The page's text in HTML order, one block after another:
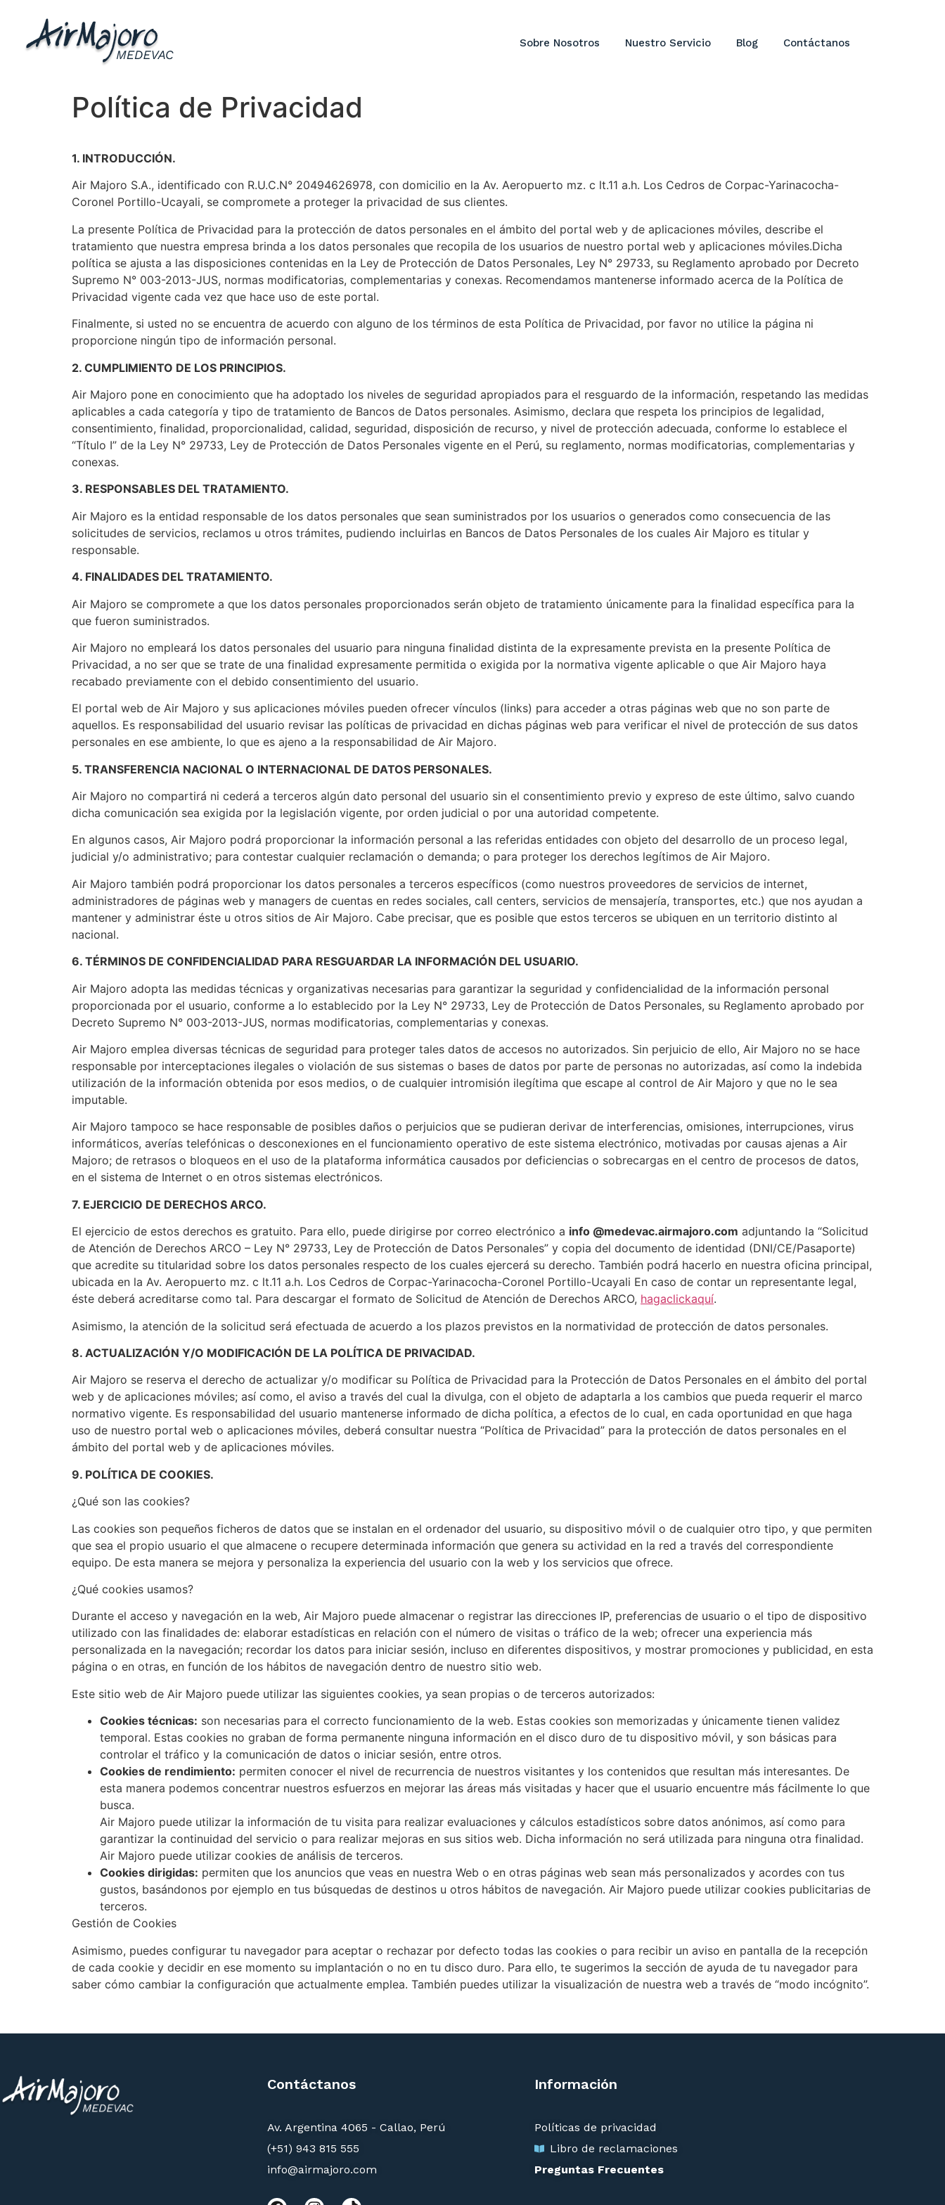
Sobre Nosotros Nuestro Servicio Blog Contáctanos
Política de Privacidad
1. INTRODUCCIÓN.
Air Majoro S.A., identificado con R.U.C.N° 20494626978, con domicilio en la Av. Aeropuerto mz. c lt.11 a.h. Los Cedros de Corpac-Yarinacocha-
Coronel Portillo-Ucayali, se compromete a proteger la privacidad de sus clientes.
La presente Política de Privacidad para la protección de datos personales en el ámbito del portal web y de aplicaciones móviles, describe el
tratamiento que nuestra empresa brinda a los datos personales que recopila de los usuarios de nuestro portal web y aplicaciones móviles.Dicha
política se ajusta a las disposiciones contenidas en la Ley de Protección de Datos Personales, Ley N° 29733, su Reglamento aprobado por Decreto
Supremo N° 003-2013-JUS, normas modificatorias, complementarias y conexas. Recomendamos mantenerse informado acerca de la Política de
Privacidad vigente cada vez que hace uso de este portal.
Finalmente, si usted no se encuentra de acuerdo con alguno de los términos de esta Política de Privacidad, por favor no utilice la página ni
proporcione ningún tipo de información personal.
2. CUMPLIMIENTO DE LOS PRINCIPIOS.
Air Majoro pone en conocimiento que ha adoptado los niveles de seguridad apropiados para el resguardo de la información, respetando las medidas
aplicables a cada categoría y tipo de tratamiento de Bancos de Datos personales. Asimismo, declara que respeta los principios de legalidad,
consentimiento, finalidad, proporcionalidad, calidad, seguridad, disposición de recurso, y nivel de protección adecuada, conforme lo establece el
“Título I” de la Ley N° 29733, Ley de Protección de Datos Personales vigente en el Perú, su reglamento, normas modificatorias, complementarias y
conexas.
3. RESPONSABLES DEL TRATAMIENTO.
Air Majoro es la entidad responsable de los datos personales que sean suministrados por los usuarios o generados como consecuencia de las
solicitudes de servicios, reclamos u otros trámites, pudiendo incluirlas en Bancos de Datos Personales de los cuales Air Majoro es titular y
responsable.
4. FINALIDADES DEL TRATAMIENTO.
Air Majoro se compromete a que los datos personales proporcionados serán objeto de tratamiento únicamente para la finalidad específica para la
que fueron suministrados.
Air Majoro no empleará los datos personales del usuario para ninguna finalidad distinta de la expresamente prevista en la presente Política de
Privacidad, a no ser que se trate de una finalidad expresamente permitida o exigida por la normativa vigente aplicable o que Air Majoro haya
recabado previamente con el debido consentimiento del usuario.
El portal web de Air Majoro y sus aplicaciones móviles pueden ofrecer vínculos (links) para acceder a otras páginas web que no son parte de
aquellos. Es responsabilidad del usuario revisar las políticas de privacidad en dichas páginas web para verificar el nivel de protección de sus datos
personales en ese ambiente, lo que es ajeno a la responsabilidad de Air Majoro.
5. TRANSFERENCIA NACIONAL O INTERNACIONAL DE DATOS PERSONALES.
Air Majoro no compartirá ni cederá a terceros algún dato personal del usuario sin el consentimiento previo y expreso de este último, salvo cuando
dicha comunicación sea exigida por la legislación vigente, por orden judicial o por una autoridad competente.
En algunos casos, Air Majoro podrá proporcionar la información personal a las referidas entidades con objeto del desarrollo de un proceso legal,
judicial y/o administrativo; para contestar cualquier reclamación o demanda; o para proteger los derechos legítimos de Air Majoro.
Air Majoro también podrá proporcionar los datos personales a terceros específicos (como nuestros proveedores de servicios de internet,
administradores de páginas web y managers de cuentas en redes sociales, call centers, servicios de mensajería, transportes, etc.) que nos ayudan a
mantener y administrar éste u otros sitios de Air Majoro. Cabe precisar, que es posible que estos terceros se ubiquen en un territorio distinto al
nacional.
6. TÉRMINOS DE CONFIDENCIALIDAD PARA RESGUARDAR LA INFORMACIÓN DEL USUARIO.
Air Majoro adopta las medidas técnicas y organizativas necesarias para garantizar la seguridad y confidencialidad de la información personal
proporcionada por el usuario, conforme a lo establecido por la Ley N° 29733, Ley de Protección de Datos Personales, su Reglamento aprobado por
Decreto Supremo N° 003-2013-JUS, normas modificatorias, complementarias y conexas.
Air Majoro emplea diversas técnicas de seguridad para proteger tales datos de accesos no autorizados. Sin perjuicio de ello, Air Majoro no se hace
responsable por interceptaciones ilegales o violación de sus sistemas o bases de datos por parte de personas no autorizadas, así como la indebida
utilización de la información obtenida por esos medios, o de cualquier intromisión ilegítima que escape al control de Air Majoro y que no le sea
imputable.
Air Majoro tampoco se hace responsable de posibles daños o perjuicios que se pudieran derivar de interferencias, omisiones, interrupciones, virus
informáticos, averías telefónicas o desconexiones en el funcionamiento operativo de este sistema electrónico, motivadas por causas ajenas a Air
Majoro; de retrasos o bloqueos en el uso de la plataforma informática causados por deficiencias o sobrecargas en el centro de procesos de datos,
en el sistema de Internet o en otros sistemas electrónicos.
7. EJERCICIO DE DERECHOS ARCO.
El ejercicio de estos derechos es gratuito. Para ello, puede dirigirse por correo electrónico a info @medevac.airmajoro.com adjuntando la “Solicitud
de Atención de Derechos ARCO – Ley N° 29733, Ley de Protección de Datos Personales” y copia del documento de identidad (DNI/CE/Pasaporte)
que acredite su titularidad sobre los datos personales respecto de los cuales ejercerá su derecho. También podrá hacerlo en nuestra oficina principal,
ubicada en la Av. Aeropuerto mz. c lt.11 a.h. Los Cedros de Corpac-Yarinacocha-Coronel Portillo-Ucayali En caso de contar un representante legal,
éste deberá acreditarse como tal. Para descargar el formato de Solicitud de Atención de Derechos ARCO, hagaclickaquí.
Asimismo, la atención de la solicitud será efectuada de acuerdo a los plazos previstos en la normatividad de protección de datos personales.
8. ACTUALIZACIÓN Y/O MODIFICACIÓN DE LA POLÍTICA DE PRIVACIDAD.
Air Majoro se reserva el derecho de actualizar y/o modificar su Política de Privacidad para la Protección de Datos Personales en el ámbito del portal
web y de aplicaciones móviles; así como, el aviso a través del cual la divulga, con el objeto de adaptarla a los cambios que pueda requerir el marco
normativo vigente. Es responsabilidad del usuario mantenerse informado de dicha política, a efectos de lo cual, en cada oportunidad en que haga
uso de nuestro portal web o aplicaciones móviles, deberá consultar nuestra “Política de Privacidad” para la protección de datos personales en el
ámbito del portal web y de aplicaciones móviles.
9. POLÍTICA DE COOKIES.
¿Qué son las cookies?
Las cookies son pequeños ficheros de datos que se instalan en el ordenador del usuario, su dispositivo móvil o de cualquier otro tipo, y que permiten
que sea el propio usuario el que almacene o recupere determinada información que genera su actividad en la red a través del correspondiente
equipo. De esta manera se mejora y personaliza la experiencia del usuario con la web y los servicios que ofrece.
¿Qué cookies usamos?
Durante el acceso y navegación en la web, Air Majoro puede almacenar o registrar las direcciones IP, preferencias de usuario o el tipo de dispositivo
utilizado con las finalidades de: elaborar estadísticas en relación con el número de visitas o tráfico de la web; ofrecer una experiencia más
personalizada en la navegación; recordar los datos para iniciar sesión, incluso en diferentes dispositivos, y mostrar promociones y publicidad, en esta
página o en otras, en función de los hábitos de navegación dentro de nuestro sitio web.
Este sitio web de Air Majoro puede utilizar las siguientes cookies, ya sean propias o de terceros autorizados:
Cookies técnicas: son necesarias para el correcto funcionamiento de la web. Estas cookies son memorizadas y únicamente tienen validez
temporal. Estas cookies no graban de forma permanente ninguna información en el disco duro de tu dispositivo móvil, y son básicas para
controlar el tráfico y la comunicación de datos o iniciar sesión, entre otros.
Cookies de rendimiento: permiten conocer el nivel de recurrencia de nuestros visitantes y los contenidos que resultan más interesantes. De
esta manera podemos concentrar nuestros esfuerzos en mejorar las áreas más visitadas y hacer que el usuario encuentre más fácilmente lo que
busca.
Air Majoro puede utilizar la información de tu visita para realizar evaluaciones y cálculos estadísticos sobre datos anónimos, así como para
garantizar la continuidad del servicio o para realizar mejoras en sus sitios web. Dicha información no será utilizada para ninguna otra finalidad.
Air Majoro puede utilizar cookies de análisis de terceros.
Cookies dirigidas: permiten que los anuncios que veas en nuestra Web o en otras páginas web sean más personalizados y acordes con tus
gustos, basándonos por ejemplo en tus búsquedas de destinos u otros hábitos de navegación. Air Majoro puede utilizar cookies publicitarias de
terceros.
Gestión de Cookies
Asimismo, puedes configurar tu navegador para aceptar o rechazar por defecto todas las cookies o para recibir un aviso en pantalla de la recepción
de cada cookie y decidir en ese momento su implantación o no en tu disco duro. Para ello, te sugerimos la sección de ayuda de tu navegador para
saber cómo cambiar la configuración que actualmente emplea. También puedes utilizar la visualización de nuestra web a través de “modo incógnito”.
Contáctanos
Av. Argentina 4065 - Callao, Perú
(+51) 943 815 555
info@airmajoro.com
Información
Políticas de privacidad
Libro de reclamaciones
Preguntas Frecuentes